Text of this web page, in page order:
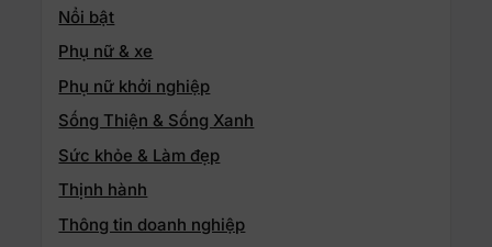
Nổi bật
Phụ nữ & xe
Phụ nữ khởi nghiệp
Sống Thiện & Sống Xanh
Sức khỏe & Làm đẹp
Thịnh hành
Thông tin doanh nghiệp